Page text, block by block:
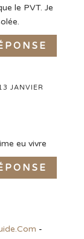
le PVT. Je
JANVIER
eu vivre
-